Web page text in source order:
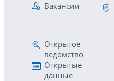
Вакансии
Открытое
ведомство
Открытые
данные